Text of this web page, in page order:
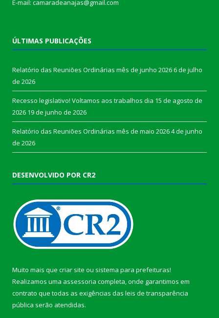
E-mail: camaradeanajas@gmail.com
ÚLTIMAS PUBLICAÇÕES
Relatório das Reuniões Ordinárias mês de junho 20266 de julho
de 2026
Recesso legislativo! Voltamos aos trabalhos dia 15 de agosto de
2026 19 de junho de 2026
Relatório das Reuniões Ordinárias mês de maio 20264 de junho
de 2026
DESENVOLVIDO POR CR2
Muito mais que criar site ou sistema para prefeituras!
Realizamos uma assessoria completa, onde garantimos em
contrato que todas as exigências das leis de transparência
pública serão atendidas.